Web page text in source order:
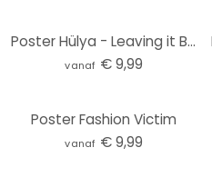
Poster Hülya - Leaving it Behind
vanaf € 9,99
Poster Fashion Victim
vanaf € 9,99